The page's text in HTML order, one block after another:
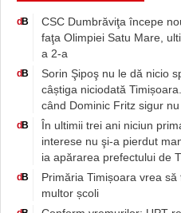
d B
CSC Dumbrăviţa începe
faţa Olimpiei Satu Mare,
a 2-a
d B
Sorin Şipoş nu le dă nicio
câștiga niciodată
când Dominic Fritz sigur
d B
În ultimii trei ani niciun
interese nu şi-a pierdut
ia apărarea prefectului de
d B
Primăria Timișoara vrea
multor școli